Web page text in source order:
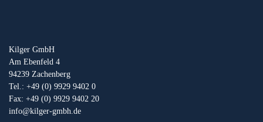
Kilger GmbH
Am Ebenfeld 4
94239 Zachenberg
Tel.: +49 (0) 9929 9402 0
Fax: +49 (0) 9929 9402 20
info@kilger-gmbh.de